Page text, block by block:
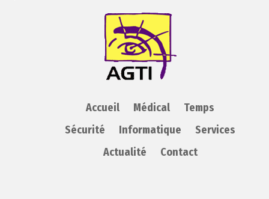
AGTI
Accueil Médical
Temps
Sécurité
Informatique
Services
Actualité
Contact